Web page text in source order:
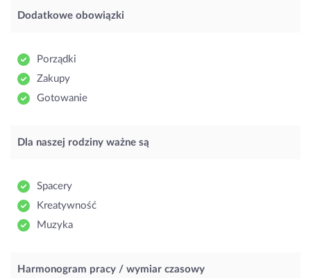
Dodatkowe obowiązki
Porządki
Zakupy
Gotowanie
Dla naszej rodziny ważne są
Spacery
Kreatywność
Muzyka
Harmonogram pracy / wymiar czasowy